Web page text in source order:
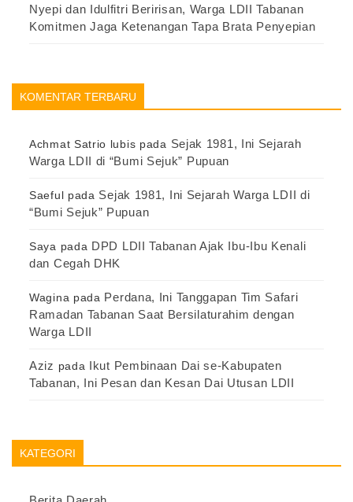
Nyepi dan Idulfitri Beririsan, Warga LDII Tabanan
Komitmen Jaga Ketenangan Tapa Brata Penyepian
KOMENTAR TERBARU
Achmat Satrio lubis pada Sejak 1981, Ini Sejarah
Warga LDII di “Bumi Sejuk” Pupuan
Saeful pada Sejak 1981, Ini Sejarah Warga LDII di
“Bumi Sejuk” Pupuan
Saya pada DPD LDII Tabanan Ajak Ibu-Ibu Kenali
dan Cegah DHK
Wagina pada Perdana, Ini Tanggapan Tim Safari
Ramadan Tabanan Saat Bersilaturahim dengan
Warga LDII
Aziz pada Ikut Pembinaan Dai se-Kabupaten
Tabanan, Ini Pesan dan Kesan Dai Utusan LDII
KATEGORI